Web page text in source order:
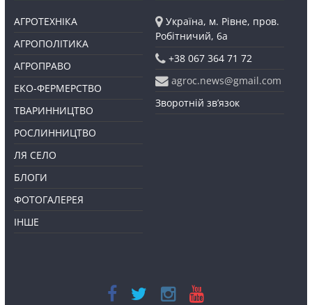
АГРОТЕХНІКА
АГРОПОЛІТИКА
АГРОПРАВО
ЕКО-ФЕРМЕРСТВО
ТВАРИННИЦТВО
РОСЛИННИЦТВО
ЛЯ СЕЛО
БЛОГИ
ФОТОГАЛЕРЕЯ
ІНШЕ
Україна, м. Рівне, пров.
Робітничий, 6а
+38 067 364 71 72
agroc.news@gmail.com
Зворотній зв’язок